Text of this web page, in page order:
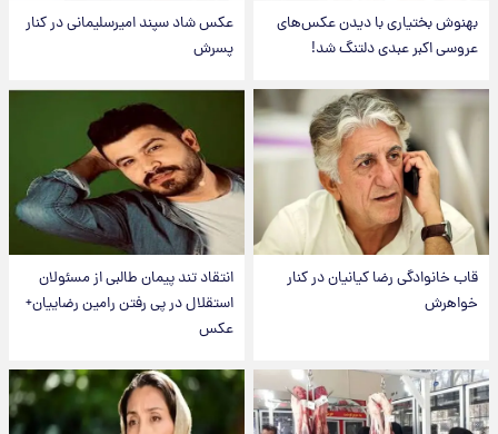
بهنوش بختیاری با دیدن عکس‌های
عروسی اکبر عبدی دلتنگ شد!
عکس شاد سپند امیرسلیمانی در کنار
پسرش
قاب خانوادگی رضا کیانیان در کنار
خواهرش
انتقاد تند پیمان طالبی از مسئولان
استقلال در پی رفتن رامین رضاییان+
عکس